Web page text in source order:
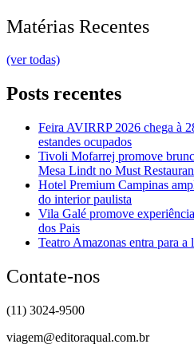
Matérias Recentes
(ver todas)
Posts recentes
Feira AVIRRP 2026 chega à
estandes ocupados
Tivoli Mofarrej promove
Mesa Lindt no Must
Hotel Premium Campinas
do interior paulista
Vila Galé promove
dos Pais
Teatro Amazonas entra para
Contate-nos
(11) 3024-9500
viagem@editoraqual.com.br